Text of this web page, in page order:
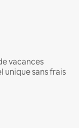
vacances
unique sans frais